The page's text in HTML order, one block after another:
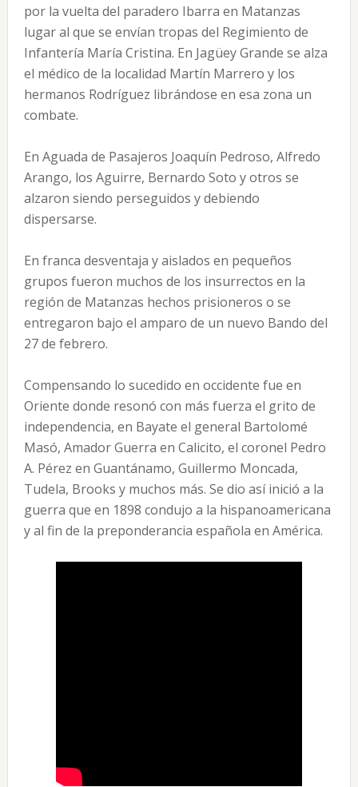
por la vuelta del paradero Ibarra en Matanzas
lugar al que se envían tropas del Regimiento de
Infantería María Cristina. En Jagüey Grande se alza
el médico de la localidad Martín Marrero y los
hermanos Rodríguez librándose en esa zona un
combate.
En Aguada de Pasajeros Joaquín Pedroso, Alfredo
Arango, los Aguirre, Bernardo Soto y otros se
alzaron siendo perseguidos y debiendo
dispersarse.
En franca desventaja y aislados en pequeños
grupos fueron muchos de los insurrectos en la
región de Matanzas hechos prisioneros o se
entregaron bajo el amparo de un nuevo Bando del
27 de febrero.
Compensando lo sucedido en occidente fue en
Oriente donde resonó con más fuerza el grito de
independencia, en Bayate el general Bartolomé
Masó, Amador Guerra en Calicito, el coronel Pedro
A. Pérez en Guantánamo, Guillermo Moncada,
Tudela, Brooks y muchos más. Se dio así inició a la
guerra que en 1898 condujo a la hispanoamericana
y al fin de la preponderancia española en América.